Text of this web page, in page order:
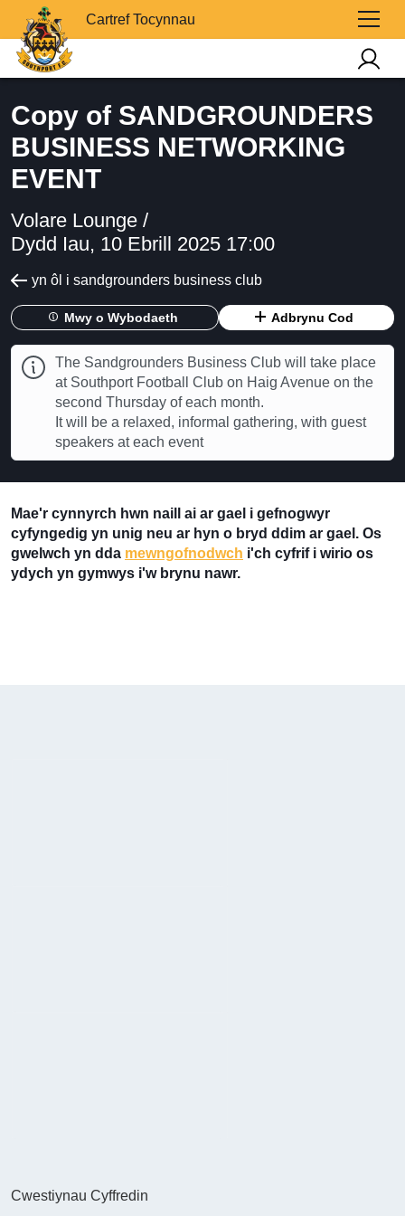
Cartref Tocynnau
Copy of SANDGROUNDERS
BUSINESS NETWORKING
EVENT
Volare Lounge /
Dydd Iau, 10 Ebrill 2025 17:00
yn ôl i sandgrounders business club
Mwy o Wybodaeth Adbrynu Cod
The Sandgrounders Business Club will take place
at Southport Football Club on Haig Avenue on the
second Thursday of each month.
It will be a relaxed, informal gathering, with guest
speakers at each event
Mae'r cynnyrch hwn naill ai ar gael i gefnogwyr
cyfyngedig yn unig neu ar hyn o bryd ddim ar gael. Os
gwelwch yn dda mewngofnodwch i'ch cyfrif i wirio os
ydych yn gymwys i'w brynu nawr.
Cwestiynau Cyffredin